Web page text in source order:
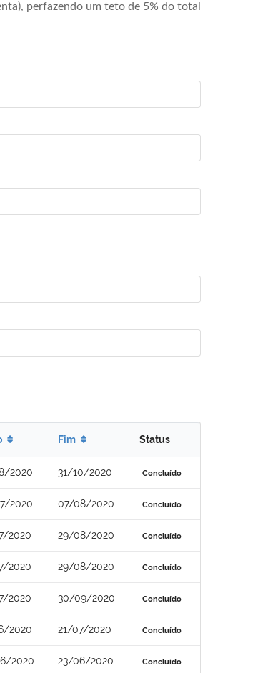
perfazendo um teto de 5% do total
Fim Status
2020 31/10/2020 Concluído
2020 07/08/2020 Concluído
2020 29/08/2020 Concluído
2020 29/08/2020 Concluído
2020 30/09/2020 Concluído
2020 21/07/2020 Concluído
2020 23/06/2020 Concluído